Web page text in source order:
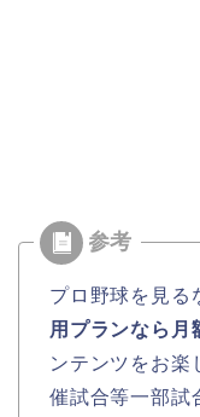
プロ野球を見る
用プランなら月
ンテンツをお楽
催試合等一部試